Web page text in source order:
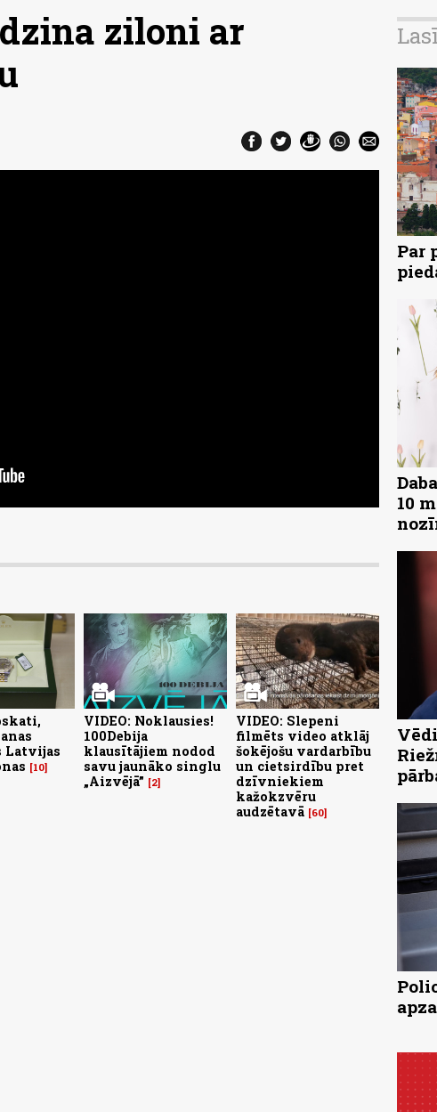
ziloni ar
Latvijas
10
VIDEO: Noklausies!
100Debija
klausītājiem nodod
savu jaunāko singlu
„Aizvējā”
2
VIDEO: Slepeni
filmēts video atklāj
šokējošu vardarbību
un cietsirdību pret
dzīvniekiem
kažokzvēru
audzētavā 60
Par
10